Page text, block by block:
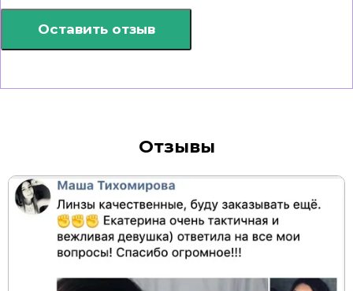
Оставить отзыв
Отзывы